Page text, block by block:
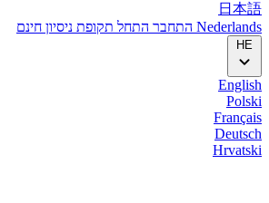
日本語
Nederlands התחבר התחל תקופת ניסיון חינם
HE
English
Polski
Français
Deutsch
Hrvatski